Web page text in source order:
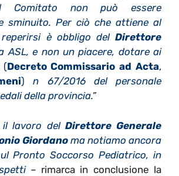
non può essere
sminuito. Per ciò che attiene al
è obbligo del Direttore
ASL, e non un piacere, dotare ai
Decreto Commissario ad Acta,
) n 67/2016 del personale
della provincia.”
il lavoro del Direttore Generale
Giordano ma notiamo ancora
Pronto Soccorso Pediatrico, in
– rimarca in conclusione la